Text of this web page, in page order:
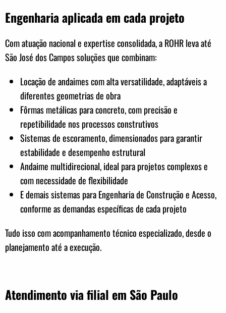
Engenharia aplicada em cada projeto
Com atuação nacional e expertise consolidada, a ROHR leva até
São José dos Campos soluções que combinam:
Locação de andaimes com alta versatilidade, adaptáveis a
diferentes geometrias de obra
Fôrmas metálicas para concreto, com precisão e
repetibilidade nos processos construtivos
Sistemas de escoramento, dimensionados para garantir
estabilidade e desempenho estrutural
Andaime multidirecional, ideal para projetos complexos e
com necessidade de flexibilidade
E demais sistemas para Engenharia de Construção e Acesso,
conforme as demandas específicas de cada projeto
Tudo isso com acompanhamento técnico especializado, desde o
planejamento até a execução.
Atendimento via filial em São Paulo